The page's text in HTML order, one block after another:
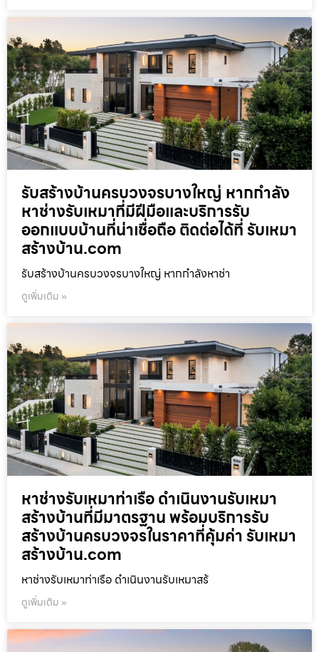
รับสร้างบ้านครบวงจรบางใหญ่ หากกำลัง
หาช่างรับเหมาที่มีฝีมือและบริการรับ
ออกแบบบ้านที่น่าเชื่อถือ ติดต่อได้ที่ รับเหมา
สร้างบ้าน.com
รับสร้างบ้านครบวงจรบางใหญ่ หากกำลังหาช่า
ดูเพิ่มเติม »
หาช่างรับเหมาท่าเรือ ดำเนินงานรับเหมา
สร้างบ้านที่มีมาตรฐาน พร้อมบริการรับ
สร้างบ้านครบวงจรในราคาที่คุ้มค่า รับเหมา
สร้างบ้าน.com
หาช่างรับเหมาท่าเรือ ดำเนินงานรับเหมาสร้
ดูเพิ่มเติม »